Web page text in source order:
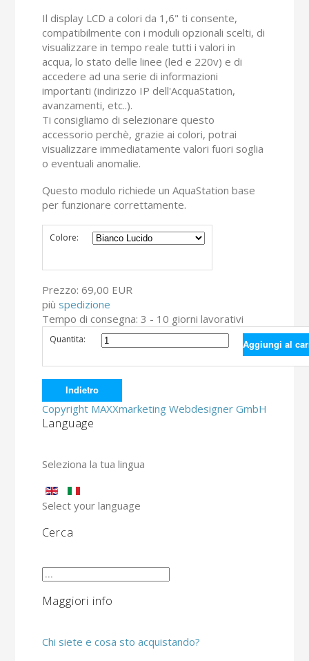
Il display LCD a colori da 1,6" ti consente,
compatibilmente con i moduli opzionali scelti, di
visualizzare in tempo reale tutti i valori in
acqua, lo stato delle linee (led e 220v) e di
accedere ad una serie di informazioni
importanti (indirizzo IP dell'AcquaStation,
avanzamenti, etc..).
Ti consigliamo di selezionare questo
accessorio perchè, grazie ai colori, potrai
visualizzare immediatamente valori fuori soglia
o eventuali anomalie.
Questo modulo richiede un AquaStation base
per funzionare correttamente.
Colore:
Prezzo: 69,00 EUR
più spedizione
Tempo di consegna: 3 - 10 giorni lavorativi
Quantita:
Copyright MAXXmarketing Webdesigner GmbH
Language
Seleziona la tua lingua
Select your language
Cerca
Maggiori info
Chi siete e cosa sto acquistando?